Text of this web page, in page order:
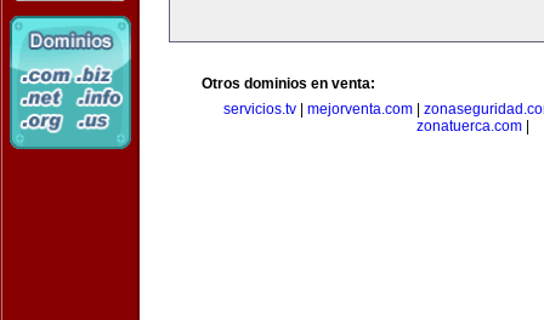
Otros dominios en venta:
servicios.tv| mejorventa.com|
zonatuerca.com|